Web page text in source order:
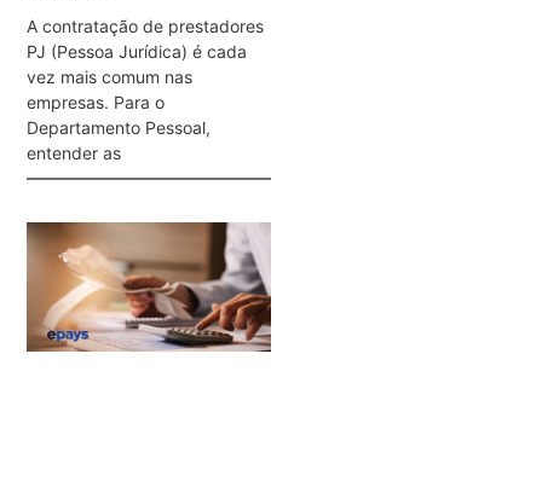
A contratação de prestadores
PJ (Pessoa Jurídica) é cada
vez mais comum nas
empresas. Para o
Departamento Pessoal,
entender as